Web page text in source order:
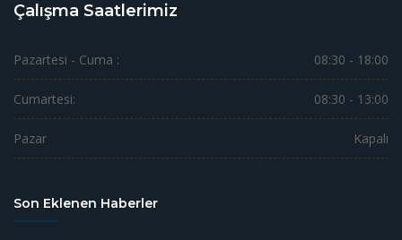
Çalışma Saatlerimiz
Pazartesi - Cuma : 08:30 - 18:00
Cumartesi: 08:30 - 13:00
Pazar Kapalı
Son Eklenen Haberler